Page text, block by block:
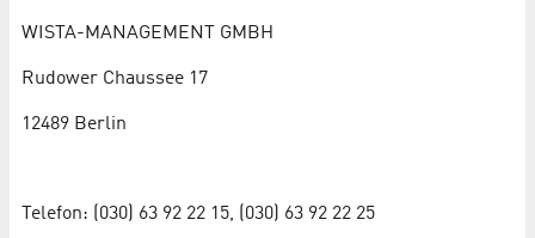
WISTA-MANAGEMENT GMBH
Rudower Chaussee 17
12489 Berlin
Telefon: (030) 63 92 22 15, (030) 63 92 22 25